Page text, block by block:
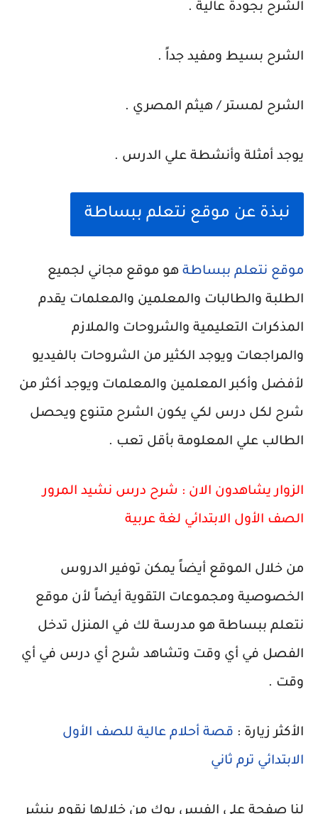
الشرح بجودة عالية .
الشرح بسيط ومفيد جداً .
الشرح لمستر / هيثم المصري .
يوجد أمثلة وأنشطة علي الدرس .
نبذة عن موقع نتعلم ببساطة
موقع نتعلم ببساطة هو موقع مجاني لجميع
الطلبة والطالبات والمعلمين والمعلمات يقدم
المذكرات التعليمية والشروحات والملازم
والمراجعات ويوجد الكثير من الشروحات بالفيديو
لأفضل وأكبر المعلمين والمعلمات ويوجد أكثر من
شرح لكل درس لكي يكون الشرح متنوع ويحصل
الطالب علي المعلومة بأقل تعب .
الزوار يشاهدون الان : شرح درس نشيد المرور
الصف الأول الابتدائي لغة عربية
من خلال الموقع أيضاً يمكن توفير الدروس
الخصوصية ومجموعات التقوية أيضاً لأن موقع
نتعلم ببساطة هو مدرسة لك في المنزل تدخل
الفصل في أي وقت وتشاهد شرح أي درس في أي
وقت .
الأكثر زيارة : قصة أحلام عالية للصف الأول
الابتدائي ترم ثاني
لنا صفحة علي الفيس بوك من خلالها نقوم بنشر